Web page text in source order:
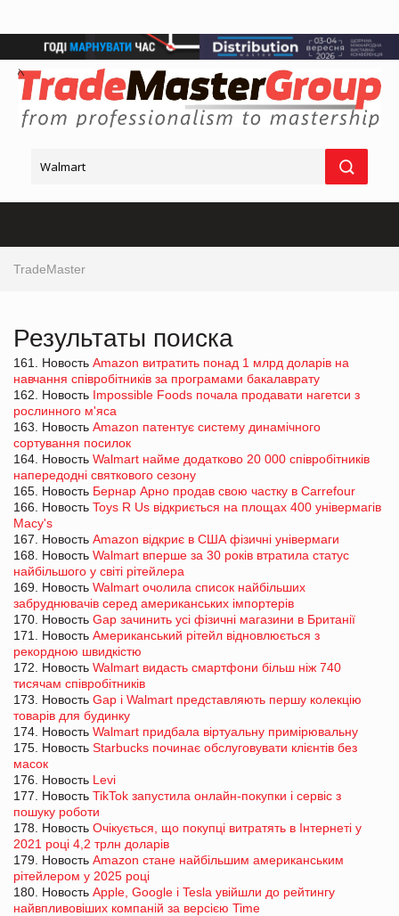
TradeMaster
Результаты поиска
161. Новость Amazon витратить понад 1 млрд доларів на
навчання співробітників за програмами бакалаврату
162. Новость Impossible Foods почала продавати нагетси з
рослинного м'яса
163. Новость Amazon патентує систему динамічного
сортування посилок
164. Новость Walmart найме додатково 20 000 співробітників
напередодні святкового сезону
165. Новость Бернар Арно продав свою частку в Carrefour
166. Новость Toys R Us відкриється на площах 400 універмагів
Macy's
167. Новость Amazon відкриє в США фізичні універмаги
168. Новость Walmart вперше за 30 років втратила статус
найбільшого у світі рітейлера
169. Новость Walmart очолила список найбільших
забруднювачів серед американських імпортерів
170. Новость Gap зачинить усі фізичні магазини в Британії
171. Новость Американський рітейл відновлюється з
рекордною швидкістю
172. Новость Walmart видасть смартфони більш ніж 740
тисячам співробітників
173. Новость Gap і Walmart представляють першу колекцію
товарів для будинку
174. Новость Walmart придбала віртуальну примірювальну
175. Новость Starbucks починає обслуговувати клієнтів без
масок
176. Новость Levi
177. Новость TikTok запустила онлайн-покупки і сервіс з
пошуку роботи
178. Новость Очікується, що покупці витратять в Інтернеті у
2021 році 4,2 трлн доларів
179. Новость Amazon стане найбільшим американським
рітейлером у 2025 році
180. Новость Apple, Google і Tesla увійшли до рейтингу
найвпливовіших компаній за версією Time